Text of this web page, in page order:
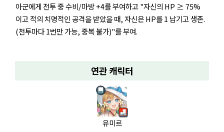
아군에게 전투 중 수비/마방 +4를 부여하고 "자신의 HP ≥ 75%
이고 적의 치명적인 공격을 받았을 때, 자신은 HP를 1 남기고 생존.
(전투마다 1번만 가능, 중복 불가)"를 부여.
연관 캐릭터
유미르